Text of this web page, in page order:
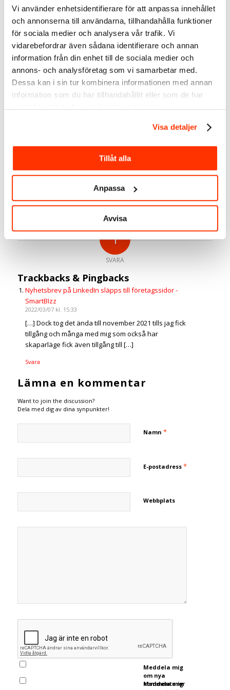
Vi använder enhetsidentifierare för att anpassa innehållet
och annonserna till användarna, tillhandahålla funktioner
för sociala medier och analysera vår trafik. Vi
vidarebefordrar även sådana identifierare och annan
information från din enhet till de sociala medier och
annons- och analysföretag som vi samarbetar med.
Dessa kan i sin tur kombinera informationen med annan
information som du har tillhandahållit eller som de har
Visa detaljer
Tillåt alla
Anpassa
Avvisa
SmartBizz
AB
Välkommen att följa mig:
Twitter
LinkedIn,LinkedIn profil
1
SVARA
Trackbacks & Pingbacks
Nyhetsbrev på LinkedIn släpps till företagssidor -
SmartBIzz
2022/03/07 kl. 15:33
[…] Dock tog det ända till november 2021 tills jag fick
tillgång och många med mig som också har
skaparläge fick även tillgång till […]
Svara
Lämna en kommentar
Want to join the discussion?
Dela med dig av dina synpunkter!
Namn *
E-postadress *
Webbplats
Meddela mig
om nya
kommentarer
Meddela mig